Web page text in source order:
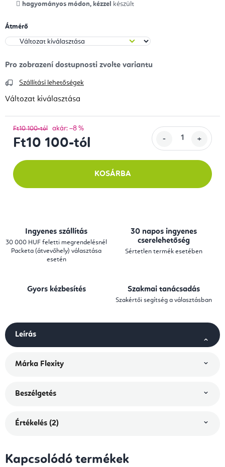
hagyományos módon, kézzel
készült
Átmérő
Szállítási lehetőségek
Változat kiválasztása
Ft10 100-tól akár: –8 %
Ft10 100-tól
KOSÁRBA
Ingyenes szállítás
30 000 HUF feletti megrendelésnél
Packeta (átvevőhely) választása
esetén
30 napos ingyenes
cserelehetőség
Sértetlen termék esetében
Gyors kézbesítés Szakmai tanácsadás
Szakértői segítség a választásban
Leírás
Márka Flexity
Beszélgetés
Értékelés (2)
Kapcsolódó termékek